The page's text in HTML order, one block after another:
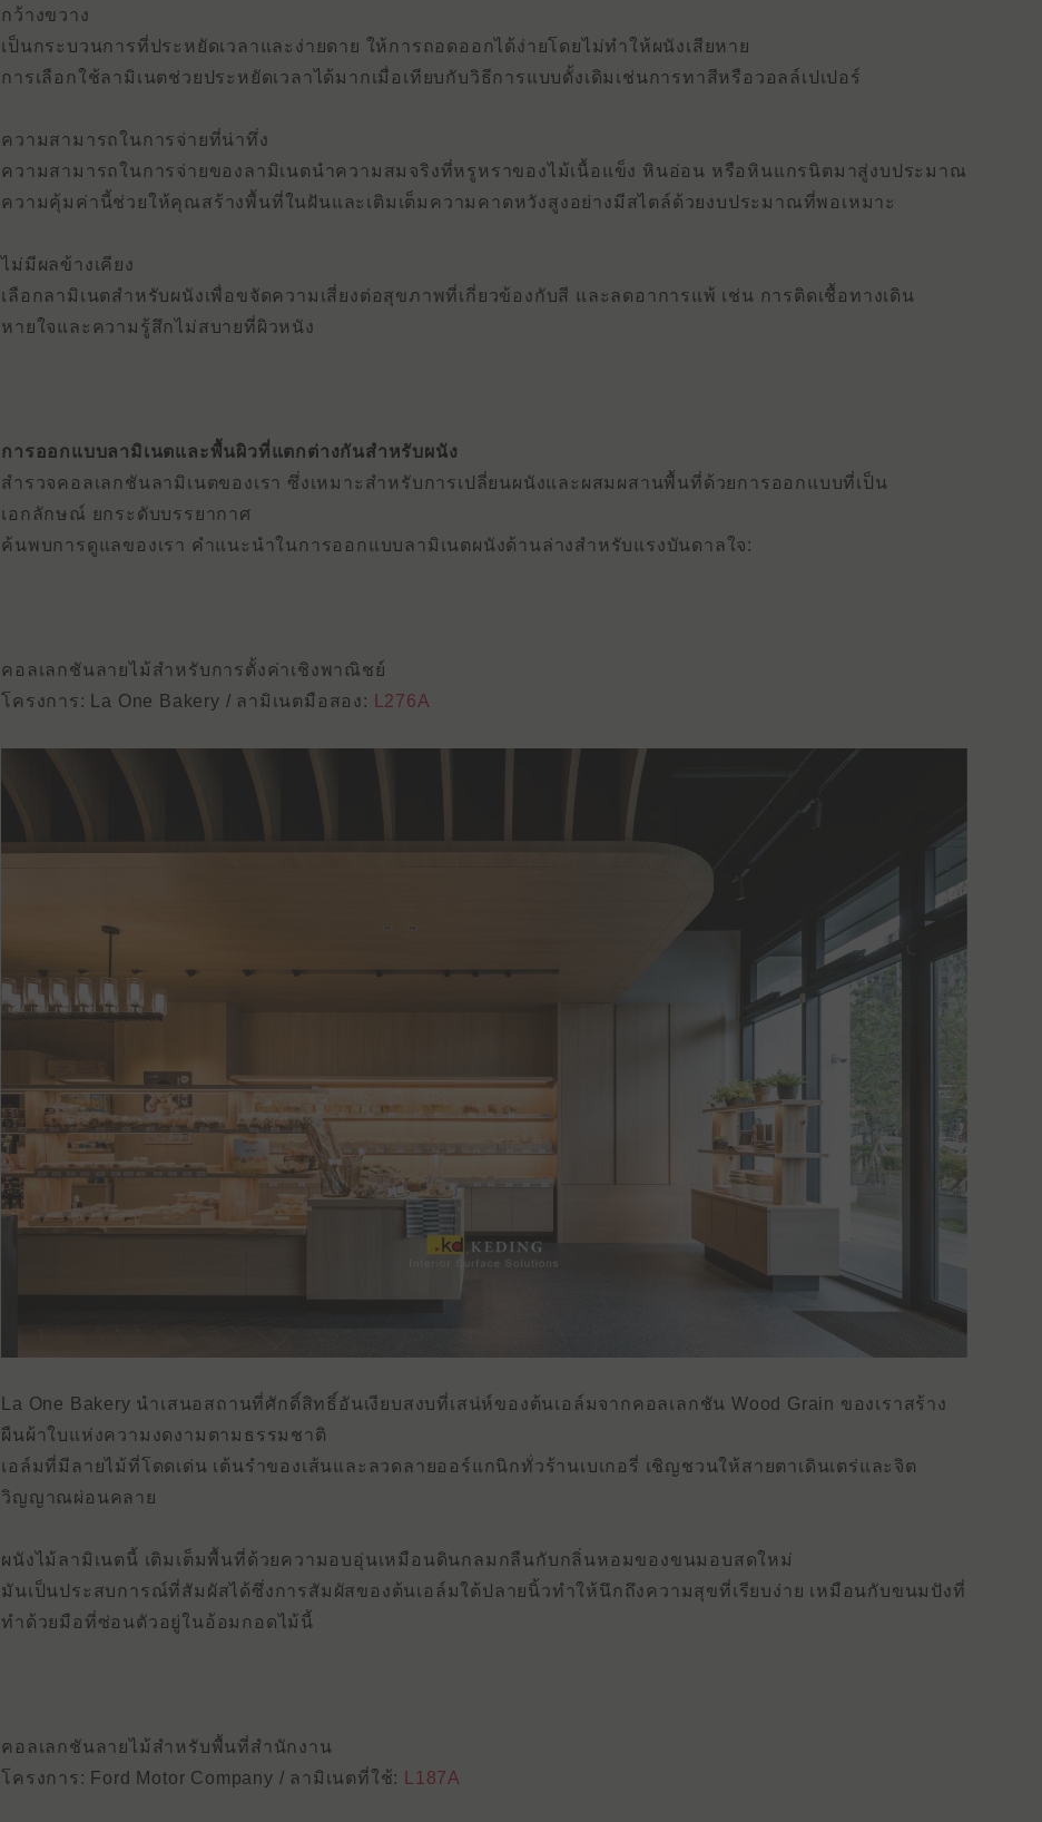
กว้างขวาง
เป็นกระบวนการที่ประหยัดเวลาและง่ายดาย ให้การถอดออกได้ง่ายโดยไม่ทําให้ผนังเสียหาย
การเลือกใช้ลามิเนตช่วยประหยัดเวลาได้มากเมื่อเทียบกับวิธีการแบบดั้งเดิมเช่นการทาสีหรือวอลล์เปเปอร์
ความสามารถในการจ่ายที่น่าทึ่ง
ความสามารถในการจ่ายของลามิเนตนําความสมจริงที่หรูหราของไม้เนื้อแข็ง หินอ่อน หรือหินแกรนิตมาสู่งบประมาณ
ความคุ้มค่านี้ช่วยให้คุณสร้างพื้นที่ในฝันและเติมเต็มความคาดหวังสูงอย่างมีสไตล์ด้วยงบประมาณที่พอเหมาะ
ไม่มีผลข้างเคียง
เลือกลามิเนตสําหรับผนังเพื่อขจัดความเสี่ยงต่อสุขภาพที่เกี่ยวข้องกับสี และลดอาการแพ้ เช่น การติดเชื้อทางเดิน
หายใจและความรู้สึกไม่สบายที่ผิวหนัง
การออกแบบลามิเนตและพื้นผิวที่แตกต่างกันสําหรับผนัง
สํารวจคอลเลกชันลามิเนตของเรา ซึ่งเหมาะสําหรับการเปลี่ยนผนังและผสมผสานพื้นที่ด้วยการออกแบบที่เป็น
เอกลักษณ์ ยกระดับบรรยากาศ
ค้นพบการดูแลของเรา คําแนะนําในการออกแบบลามิเนตผนังด้านล่างสําหรับแรงบันดาลใจ:
คอลเลกชันลายไม้สําหรับการตั้งค่าเชิงพาณิชย์
โครงการ: La One Bakery / ลามิเนตมือสอง: L276A
La One Bakery นําเสนอสถานที่ศักดิ์สิทธิ์อันเงียบสงบที่เสน่ห์ของต้นเอล์มจากคอลเลกชัน Wood Grain ของเราสร้าง
ผืนผ้าใบแห่งความงดงามตามธรรมชาติ
เอล์มที่มีลายไม้ที่โดดเด่น เต้นรําของเส้นและลวดลายออร์แกนิกทั่วร้านเบเกอรี่ เชิญชวนให้สายตาเดินเตร่และจิต
วิญญาณผ่อนคลาย
ผนังไม้ลามิเนตนี้ เติมเต็มพื้นที่ด้วยความอบอุ่นเหมือนดินกลมกลืนกับกลิ่นหอมของขนมอบสดใหม่
มันเป็นประสบการณ์ที่สัมผัสได้ซึ่งการสัมผัสของต้นเอล์มใต้ปลายนิ้วทําให้นึกถึงความสุขที่เรียบง่าย เหมือนกับขนมปังที่
ทําด้วยมือที่ซ่อนตัวอยู่ในอ้อมกอดไม้นี้
คอลเลกชันลายไม้สําหรับพื้นที่สํานักงาน
โครงการ: Ford Motor Company / ลามิเนตที่ใช้: L187A